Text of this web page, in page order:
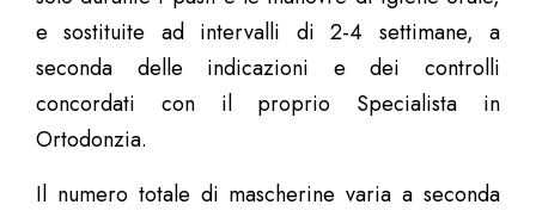
e sostituite ad intervalli di 2-4 settimane, a
seconda delle indicazioni e dei controlli
concordati con il proprio Specialista in
Ortodonzia.
Il numero totale di mascherine varia a seconda